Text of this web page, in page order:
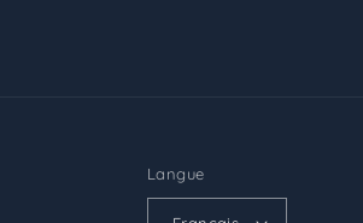
Langue